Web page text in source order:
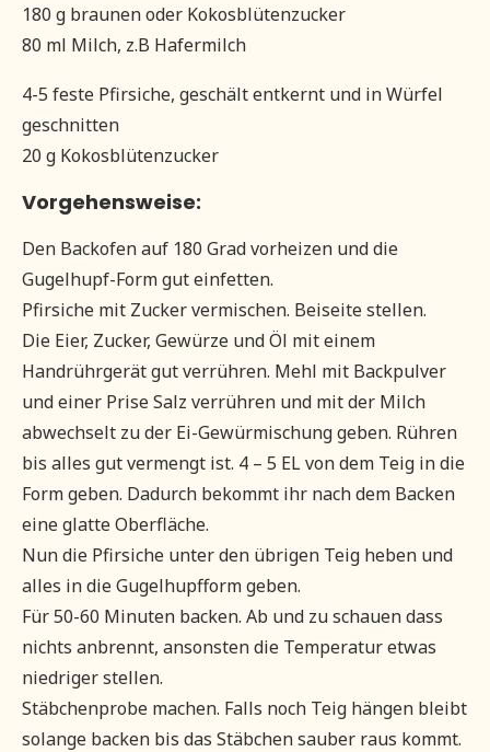
180 g braunen oder Kokosblütenzucker
80 ml Milch, z.B Hafermilch
4-5 feste Pfirsiche, geschält entkernt und in Würfel
geschnitten
20 g Kokosblütenzucker
Vorgehensweise:
Den Backofen auf 180 Grad vorheizen und die
Gugelhupf-Form gut einfetten.
Pfirsiche mit Zucker vermischen. Beiseite stellen.
Die Eier, Zucker, Gewürze und Öl mit einem
Handrührgerät gut verrühren. Mehl mit Backpulver
und einer Prise Salz verrühren und mit der Milch
abwechselt zu der Ei-Gewürmischung geben. Rühren
bis alles gut vermengt ist. 4 – 5 EL von dem Teig in die
Form geben. Dadurch bekommt ihr nach dem Backen
eine glatte Oberfläche.
Nun die Pfirsiche unter den übrigen Teig heben und
alles in die Gugelhupfform geben.
Für 50-60 Minuten backen. Ab und zu schauen dass
nichts anbrennt, ansonsten die Temperatur etwas
niedriger stellen.
Stäbchenprobe machen. Falls noch Teig hängen bleibt
solange backen bis das Stäbchen sauber raus kommt.